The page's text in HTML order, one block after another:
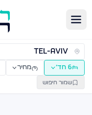
דירות למכירה
6 חד׳ מחיר
שמור חיפוש